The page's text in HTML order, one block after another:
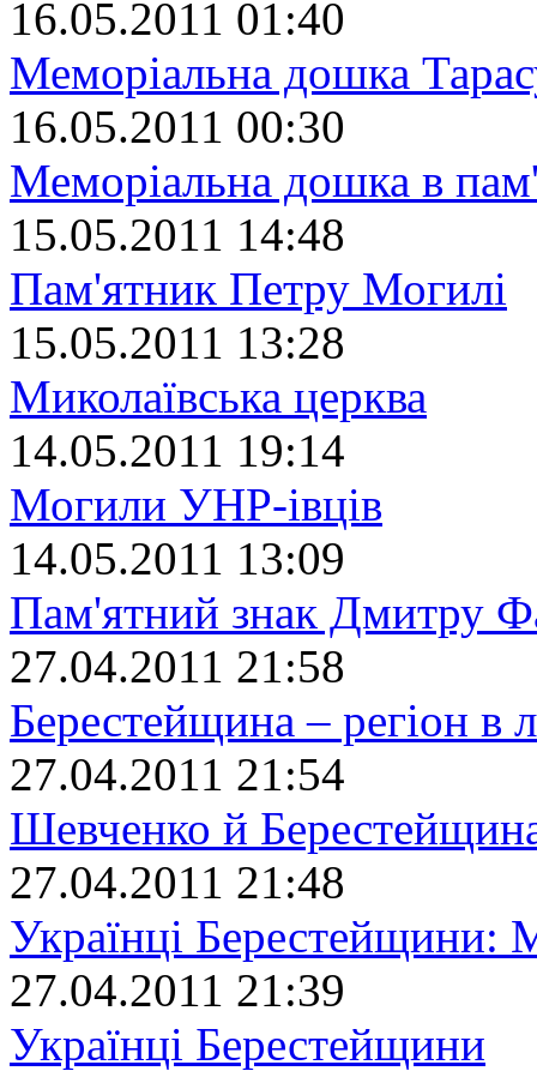
16.05.2011 01:40
Меморіальна дошка
16.05.2011 00:30
Меморіальна дошка в
15.05.2011 14:48
Пам'ятник Петру Могилі
15.05.2011 13:28
Миколаївська церква
14.05.2011 19:14
Могили УНР-івців
14.05.2011 13:09
Пам'ятний знак Дмитру
27.04.2011 21:58
Берестейщина – регiон в
27.04.2011 21:54
Шевченко й
27.04.2011 21:48
Українці Берестейщини:
27.04.2011 21:39
Українці Берестейщини